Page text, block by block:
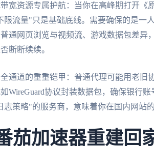
宽资源专属护航：当你在高峰期打开《
限流量"只是基础底线。需要确保的是一
通网页浏览与视频流、游戏数据包差
断断续续。
通道的重重铠甲：普通代理可能用老旧
WireGuard协议封装数据包，确保银行
志策略"的服务商，意味着你在国内网站
茄加速器重建回